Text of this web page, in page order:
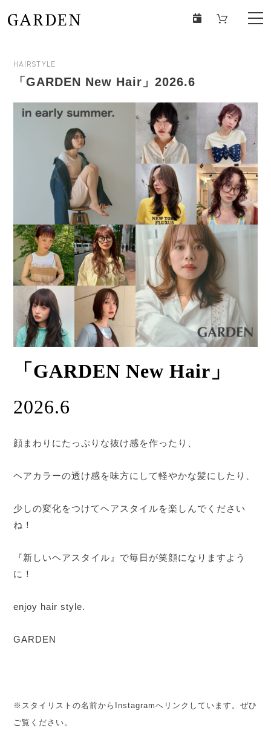
HAIRSTYLE
「GARDEN New Hair」2026.6
「GARDEN New Hair」
2026.6
顔まわりにたっぷりな抜け感を作ったり、
ヘアカラーの透け感を味方にして軽やかな髪にしたり、
少しの変化をつけてヘアスタイルを楽しんでください
ね！
『新しいヘアスタイル』で毎日が笑顔になりますよう
に！
enjoy hair style.
GARDEN
※スタイリストの名前からInstagramへリンクしています。ぜひ
ご覧ください。